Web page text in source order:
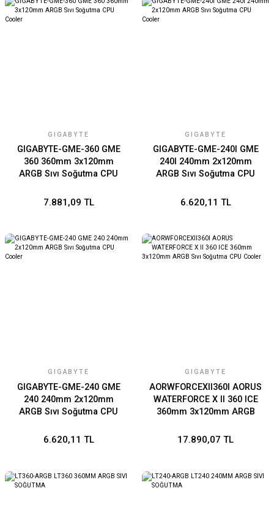
GIGABYTE
GIGABYTE-GME-360 GME
360 360mm 3x120mm
ARGB Sıvı Soğutma CPU
7.881,09 TL
GIGABYTE
GIGABYTE-GME-240I GME
240I 240mm 2x120mm
ARGB Sıvı Soğutma CPU
6.620,11 TL
GIGABYTE
GIGABYTE-GME-240 GME
240 240mm 2x120mm
ARGB Sıvı Soğutma CPU
6.620,11 TL
GIGABYTE
AORWFORCEXII360I AORUS
WATERFORCE X II 360 ICE
360mm 3x120mm ARGB
17.890,07 TL